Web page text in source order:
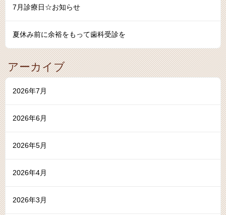
7月診療日☆お知らせ
夏休み前に余裕をもって歯科受診を
アーカイブ
2026年7月
2026年6月
2026年5月
2026年4月
2026年3月